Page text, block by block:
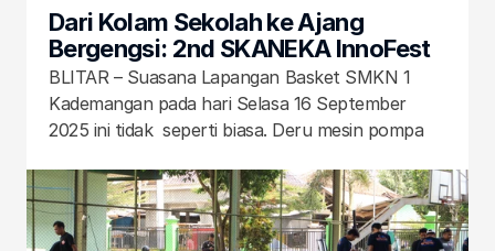
Dari Kolam Sekolah ke Ajang
Bergengsi: 2nd SKANEKA InnoFest
Koi Festival 2025 Merajut Asa dan
Prestasi
BLITAR – Suasana Lapangan Basket SMKN 1
Kademangan pada hari Selasa 16 September
2025 ini tidak  seperti biasa. Deru mesin pompa
menggantikan suara dribble bola. Lapangan itu
telah berubah menjadi sebuah galeri hidup, di
mana ratusan karya agung alam berenang